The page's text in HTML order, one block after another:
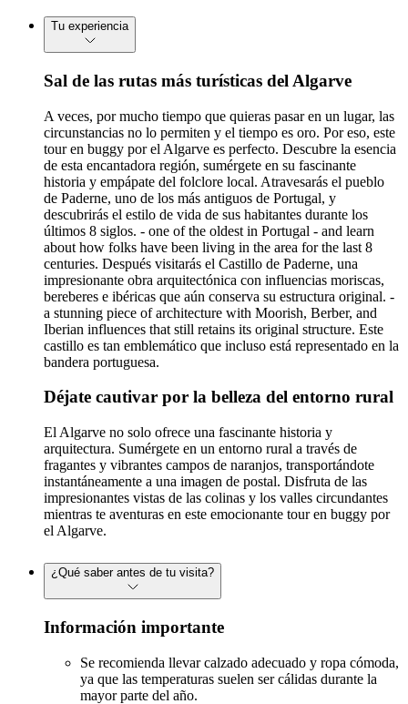
Tu experiencia
Sal de las rutas más turísticas del Algarve
A veces, por mucho tiempo que quieras pasar en un lugar, las
circunstancias no lo permiten y el tiempo es oro. Por eso, este
tour en buggy por el Algarve es perfecto. Descubre la esencia
de esta encantadora región, sumérgete en su fascinante
historia y empápate del folclore local. Atravesarás el pueblo
de Paderne, uno de los más antiguos de Portugal, y
descubrirás el estilo de vida de sus habitantes durante los
últimos 8 siglos. - one of the oldest in Portugal - and learn
about how folks have been living in the area for the last 8
centuries. Después visitarás el Castillo de Paderne, una
impresionante obra arquitectónica con influencias moriscas,
bereberes e ibéricas que aún conserva su estructura original. -
a stunning piece of architecture with Moorish, Berber, and
Iberian influences that still retains its original structure. Este
castillo es tan emblemático que incluso está representado en la
bandera portuguesa.
Déjate cautivar por la belleza del entorno rural
El Algarve no solo ofrece una fascinante historia y
arquitectura. Sumérgete en un entorno rural a través de
fragantes y vibrantes campos de naranjos, transportándote
instantáneamente a una imagen de postal. Disfruta de las
impresionantes vistas de las colinas y los valles circundantes
mientras te aventuras en este emocionante tour en buggy por
el Algarve.
¿Qué saber antes de tu visita?
Información importante
Se recomienda llevar calzado adecuado y ropa cómoda,
ya que las temperaturas suelen ser cálidas durante la
mayor parte del año.